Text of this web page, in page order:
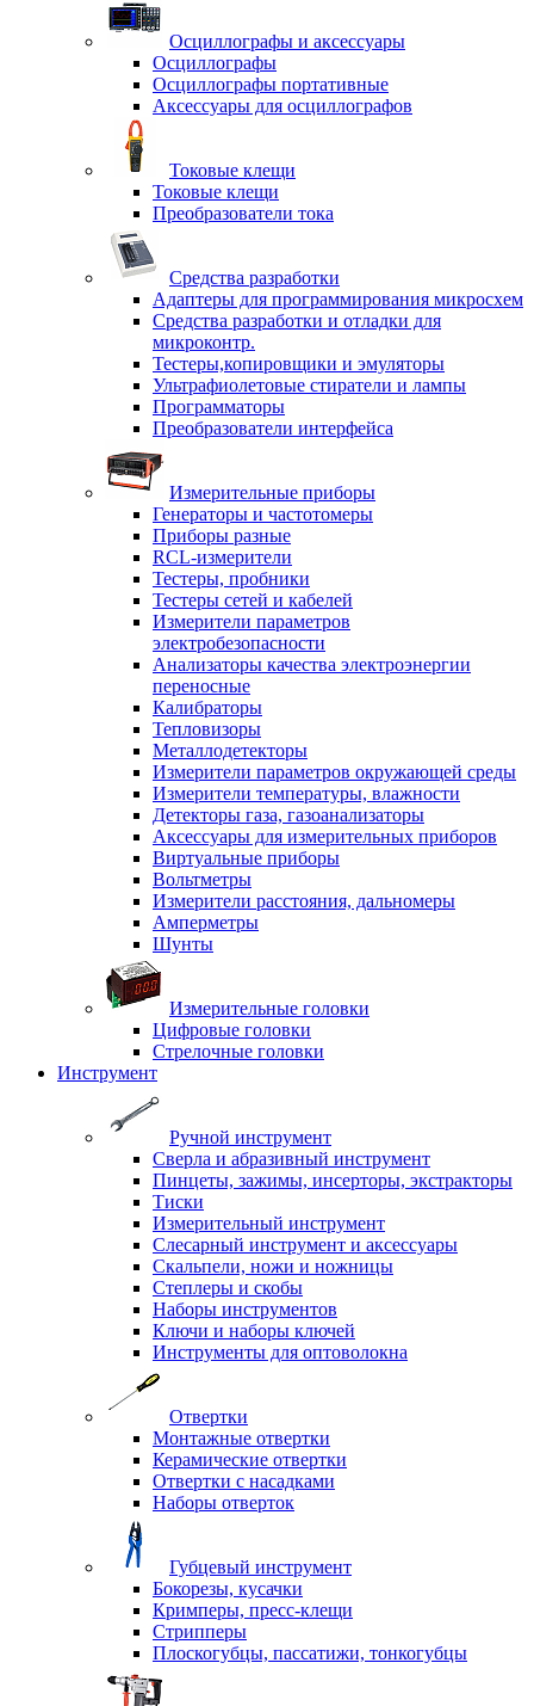
Осциллографы и аксессуары
Осциллографы
Осциллографы портативные
Аксессуары для осциллографов
Токовые клещи
Токовые клещи
Преобразователи тока
Средства разработки
Адаптеры для программирования микросхем
Средства разработки и отладки для
микроконтр.
Тестеры,копировщики и эмуляторы
Ультрафиолетовые стиратели и лампы
Программаторы
Преобразователи интерфейса
Измерительные приборы
Генераторы и частотомеры
Приборы разные
RCL-измерители
Тестеры, пробники
Тестеры сетей и кабелей
Измерители параметров
электробезопасности
Анализаторы качества электроэнергии
переносные
Калибраторы
Тепловизоры
Металлодетекторы
Измерители параметров окружающей среды
Измерители температуры, влажности
Детекторы газа, газоанализаторы
Аксессуары для измерительных приборов
Виртуальные приборы
Вольтметры
Измерители расстояния, дальномеры
Амперметры
Шунты
Измерительные головки
Цифровые головки
Стрелочные головки
Инструмент
Ручной инструмент
Сверла и абразивный инструмент
Пинцеты, зажимы, инсерторы, экстракторы
Тиски
Измерительный инструмент
Слесарный инструмент и аксессуары
Скальпели, ножи и ножницы
Степлеры и скобы
Наборы инструментов
Ключи и наборы ключей
Инструменты для оптоволокна
Отвертки
Монтажные отвертки
Керамические отвертки
Отвертки с насадками
Наборы отверток
Губцевый инструмент
Бокорезы, кусачки
Кримперы, пресс-клещи
Стрипперы
Плоскогубцы, пассатижи, тонкогубцы